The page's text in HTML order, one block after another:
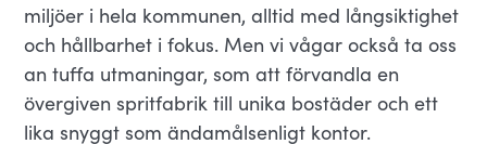
miljöer i hela kommunen, alltid med långsiktighet
och hållbarhet i fokus. Men vi vågar också ta oss
an tuffa utmaningar, som att förvandla en
övergiven spritfabrik till unika bostäder och ett
lika snyggt som ändamålsenligt kontor.